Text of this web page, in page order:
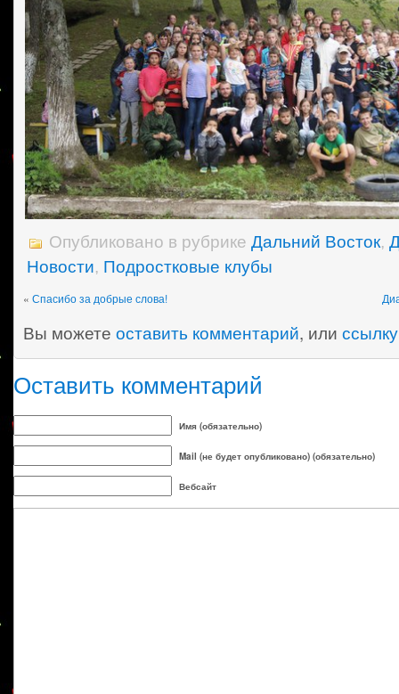
Опубликовано в рубрике Дальний Восток,
Новости, Подростковые клубы
« Спасибо за добрые слова!
Вы можете оставить комментарий, или ссылку
Оставить комментарий
Имя (обязательно)
Mail (не будет опубликовано) (обязательно)
Вебсайт